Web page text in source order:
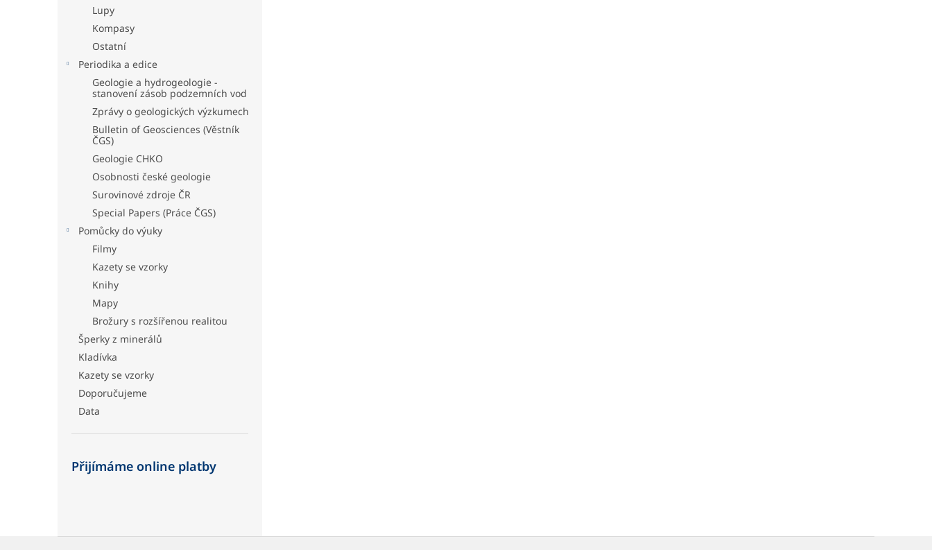
Lupy
Kompasy
Ostatní
Periodika a edice
Geologie a hydrogeologie -
stanovení zásob podzemních vod
Zprávy o geologických výzkumech
Bulletin of Geosciences (Věstník
ČGS)
Geologie CHKO
Osobnosti české geologie
Surovinové zdroje ČR
Special Papers (Práce ČGS)
Pomůcky do výuky
Filmy
Kazety se vzorky
Knihy
Mapy
Brožury s rozšířenou realitou
Šperky z minerálů
Kladívka
Kazety se vzorky
Doporučujeme
Data
Přijímáme online platby